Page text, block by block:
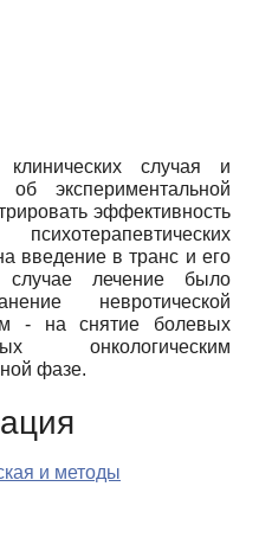
случая и
экспериментальной
эффективность
введение в транс и его
лечение было
невротической
- на снятие болевых
онкологическим
фазе.
и методы